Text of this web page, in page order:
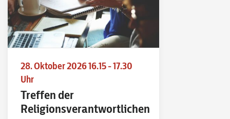
28. Oktober 2026 16.15 - 17.30
Uhr
Treffen der
Religionsverantwortlichen